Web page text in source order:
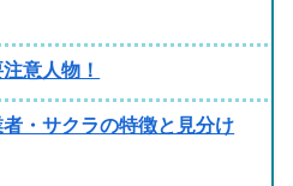
意人物！
・サクラの特徴と見分け